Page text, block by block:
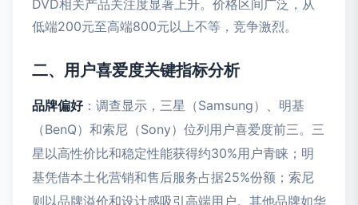
DVD相关产品关注度显著上升。价格区间广泛，从
低端200元至高端800元以上不等，竞争激烈。
二、用户喜爱度关键指标分析
品牌偏好：调查显示，三星（Samsung）、明基
（BenQ）和索尼（Sony）位列用户喜爱度前三。三
星以高性价比和稳定性能获得约30%用户青睐；明
基凭借本土化营销和售后服务占据25%份额；索尼
则以品牌溢价和设计感吸引高端用户。其他品牌如华